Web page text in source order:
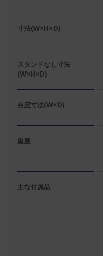
寸法(W×H×D)
スタンドなし寸法
(W×H×D)
台座寸法(W×D)
重量
主な付属品